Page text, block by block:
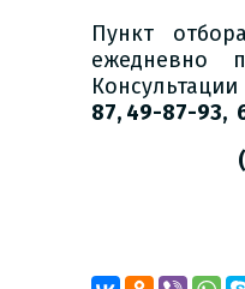
Пункт
ежедневно
87, 49-87-93,